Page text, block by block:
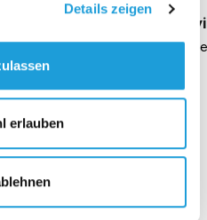
Details zeigen
erlauben